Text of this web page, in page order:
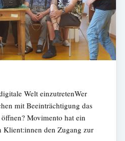
Welt einzutretenWer
mit Beeinträchtigung das
Movimento hat ein
Klient:innen den Zugang zur